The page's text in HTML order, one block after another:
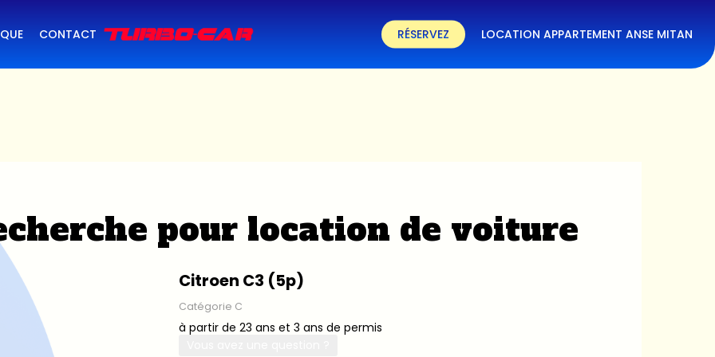
CONTACT RÉSERVEZ LOCATION APPARTEMENT ANSE MITAN
pour location de voiture
Citroen C3 (5p)
Catégorie C
à partir de 23 ans et 3 ans de permis